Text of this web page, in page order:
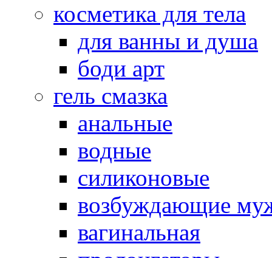
косметика для тела
для ванны и душа
боди арт
гель смазка
анальные
водные
силиконовые
возбуждающие
вагинальная